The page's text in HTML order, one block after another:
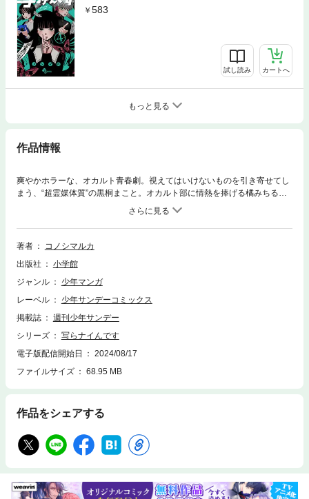
583
試し読み カートへ
もっと見る
作品情報
爽やかホラーな、オカルト青春劇。視えてはいけないものを引き寄せてし
まう、“超霊媒体質”の黒桐まこと。オカルト部に情熱を捧げる橘みちると
出会い、彼の世界が変わり出すーーー伊藤潤二氏、和山やま氏、村田雄介
氏が絶賛！！霊に追われる少年と、霊を追う少女が繰り広げる爽やかホラ
ーな青春劇、開幕！！
著者
コノシマルカ
出版社
小学館
ジャンル
少年マンガ
レーベル
少年サンデーコミックス
掲載誌
週刊少年サンデー
シリーズ
写らナイんです
電子版配信開始日
2024/08/17
ファイルサイズ
68.95 MB
作品をシェアする